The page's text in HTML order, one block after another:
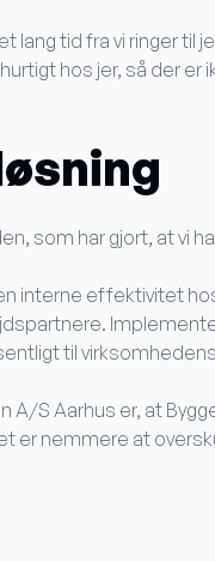
lang tid fra vi ringer til
hos jer, så der
som har gjort, at vi
interne effektivitet
til
A/S Aarhus er, at
er nemmere at